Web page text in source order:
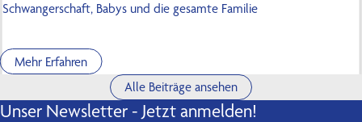
Schwangerschaft, Babys und die gesamte Familie
Mehr Erfahren
Alle Beiträge ansehen
Unser Newsletter - Jetzt anmelden!